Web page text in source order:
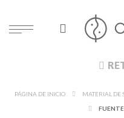
PÁGINA DE INICIO MATERIAL DE